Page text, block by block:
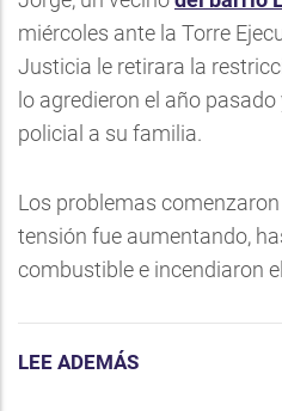
miércoles ante la Torre
Justicia le retirara la
lo agredieron el año
policial a su familia.
Los problemas
tensión fue aumentando,
combustible e incendiaron
LEE ADEMÁS